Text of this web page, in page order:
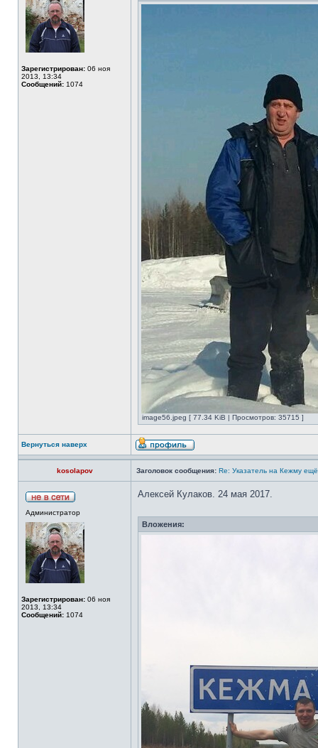
Зарегистрирован: 06 ноя
2013, 13:34
Сообщений: 1074
image56.jpeg [ 77.34 KiB | Просмотров: 35715 ]
Вернуться наверх
kosolapov Заголовок сообщения: Re: Указатель на Кежму
Администратор
Зарегистрирован: 06 ноя
2013, 13:34
Сообщений: 1074
Алексей Кулаков. 24 мая 2017.
Вложения: